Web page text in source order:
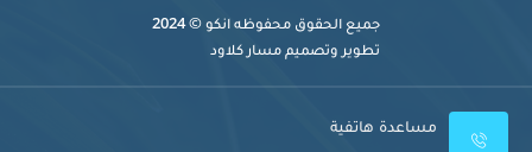
جميع الحقوق محفوظهانكو© 2024
تطوير وتصميممسار كلاود
مساعدة هاتفية